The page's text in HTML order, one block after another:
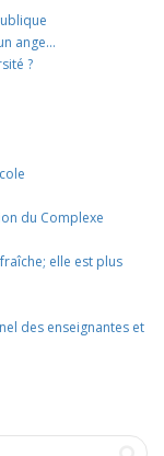
ange…
?
du Complexe
elle est plus
des enseignantes et